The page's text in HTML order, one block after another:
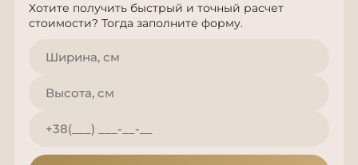
Хотите получить быстрый и точный расчет
стоимости? Тогда заполните форму.